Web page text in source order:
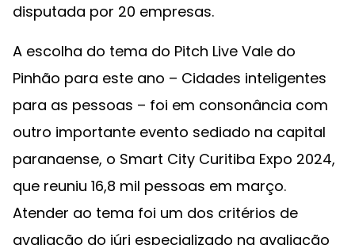
disputada por 20 empresas.
A escolha do tema do Pitch Live Vale do
Pinhão para este ano – Cidades inteligentes
para as pessoas – foi em consonância com
outro importante evento sediado na capital
paranaense, o Smart City Curitiba Expo 2024,
que reuniu 16,8 mil pessoas em março.
Atender ao tema foi um dos critérios de
avaliação do júri especializado na avaliação